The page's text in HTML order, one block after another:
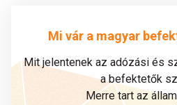
Mi vár a magyar
Mit jelentenek az adózási és
a befektetők
Merre tart az